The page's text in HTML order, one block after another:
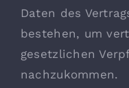
Daten des
bestehen, um
gesetzlichen
nachzukommen.